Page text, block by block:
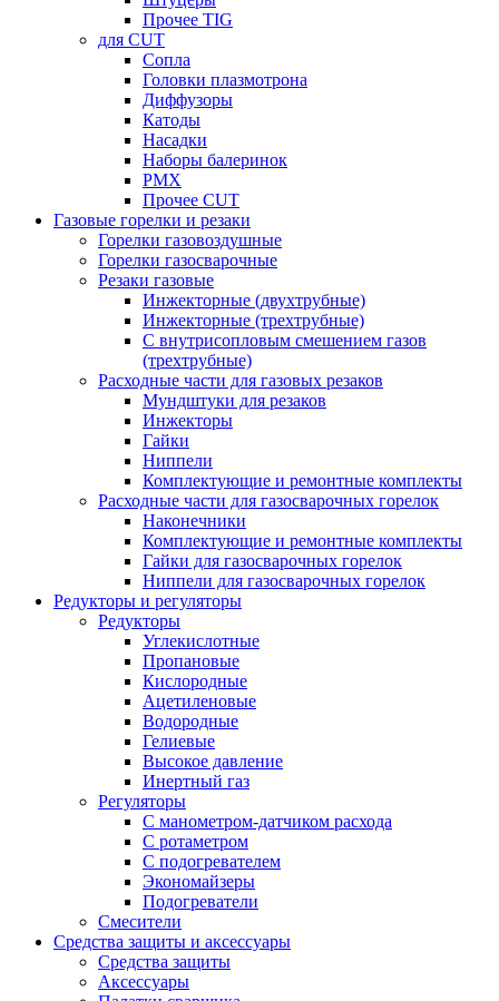
Прочее TIG
для CUT
Сопла
Головки плазмотрона
Диффузоры
Катоды
Насадки
Наборы балеринок
PMX
Прочее CUT
Газовые горелки и резаки
Горелки газовоздушные
Горелки газосварочные
Резаки газовые
Инжекторные (двухтрубные)
Инжекторные (трехтрубные)
С внутрисопловым смешением газов
(трехтрубные)
Расходные части для газовых резаков
Мундштуки для резаков
Инжекторы
Гайки
Ниппели
Комплектующие и ремонтные комплекты
Расходные части для газосварочных горелок
Наконечники
Комплектующие и ремонтные комплекты
Гайки для газосварочных горелок
Ниппели для газосварочных горелок
Редукторы и регуляторы
Редукторы
Углекислотные
Пропановые
Кислородные
Ацетиленовые
Водородные
Гелиевые
Высокое давление
Инертный газ
Регуляторы
С манометром-датчиком расхода
С ротаметром
С подогревателем
Экономайзеры
Подогреватели
Смесители
Средства защиты и аксессуары
Средства защиты
Аксессуары